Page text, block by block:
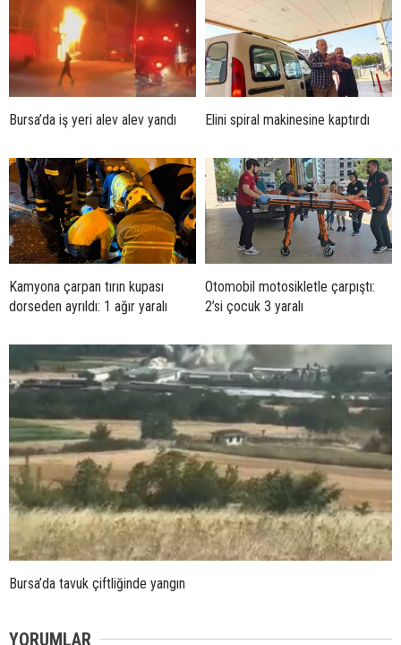
Bursa’da iş yeri alev alev yandı Elini spiral makinesine kaptırdı
Kamyona çarpan tırın kupası
dorseden ayrıldı: 1 ağır yaralı
Otomobil motosikletle çarpıştı:
2’si çocuk 3 yaralı
Bursa’da tavuk çiftliğinde yangın
YORUMLAR